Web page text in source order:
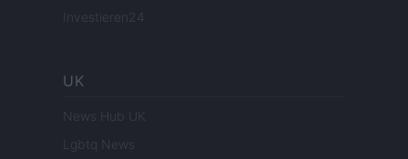
Investieren24
UK
News Hub UK
Lgbtq News